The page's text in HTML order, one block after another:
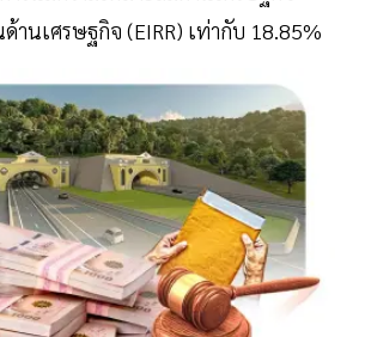
านเศรษฐกิจ (EIRR) เท่ากับ 18.85%